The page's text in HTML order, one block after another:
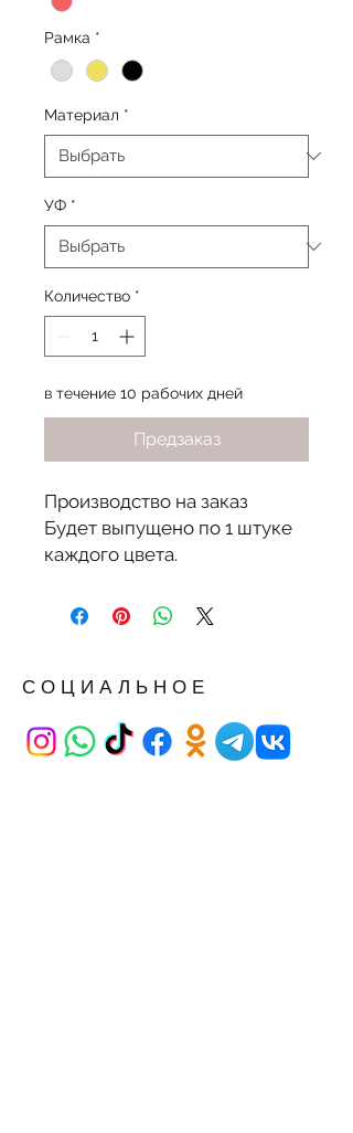
Рамка *
Материал *
УФ *
Количество *
в течение 10 рабочих дней
Предзаказ
Производство на заказ
Будет выпущено по 1 штуке
каждого цвета.
СОЦИАЛЬНОЕ